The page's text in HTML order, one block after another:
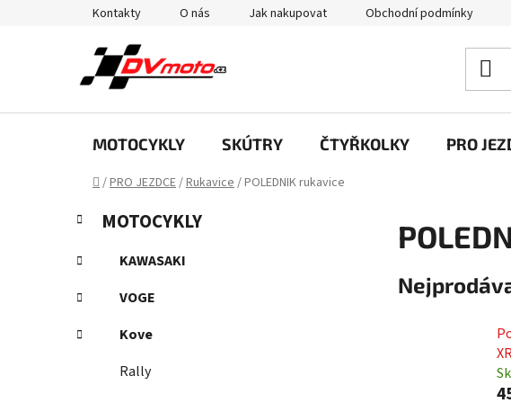
Kontakty O nás Jak nakupovat Obchodní podmínky
MOTOCYKLY SKÚTRY ČTYŘKOLKY PRO
Domů
/PRO JEZDCE/Rukavice/POLEDNIK rukavice
P
s
r
a
Přeskočit
kategorie
K
a
e
g
o
r
MOTOCYKLY
KAWASAKI
VOGE
Kove
Rally